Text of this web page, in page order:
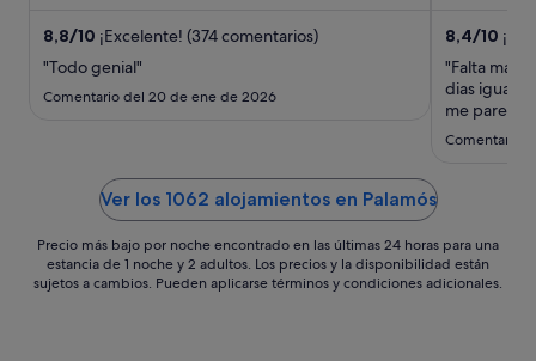
8,8/10 ¡Excelente! (374 comentarios)
"Todo genial"
Comentario del 20 de ene de 2026
8,4/10
"Falta
dias igual
me parece
Comentario
Ver los 1062 alojamientos en Palamós
Precio más bajo por noche encontrado en las últimas 24 horas para una
estancia de 1 noche y 2 adultos. Los precios y la disponibilidad están
sujetos a cambios. Pueden aplicarse términos y condiciones adicionales.